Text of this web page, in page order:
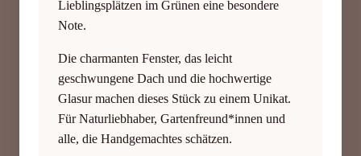
Lieblingsplätzen im Grünen eine besondere
Note.
Die charmanten Fenster, das leicht
geschwungene Dach und die hochwertige
Glasur machen dieses Stück zu einem Unikat.
Für Naturliebhaber, Gartenfreund*innen und
alle, die Handgemachtes schätzen.